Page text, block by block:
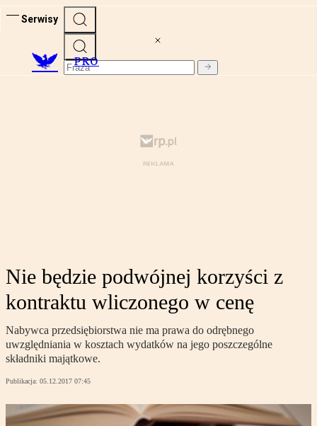
Serwisy
PRO
Nie będzie podwójnej korzyści z
kontraktu wliczonego w cenę
Nabywca przedsiębiorstwa nie ma prawa do odrębnego
uwzględniania w kosztach wydatków na jego poszczególne
składniki majątkowe.
Publikacja: 05.12.2017 07:45